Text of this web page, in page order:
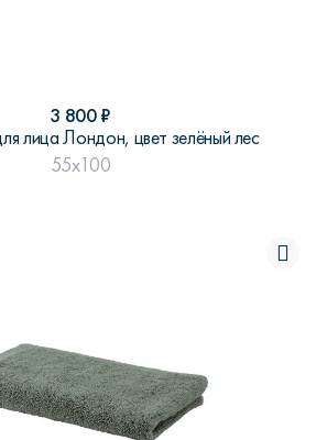
3 800₽
лица Лондон, цвет зелёный лес
55x100